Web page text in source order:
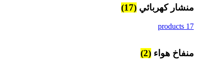
منشار كهربائي (17)
17 products
منفاخ هواء (2)